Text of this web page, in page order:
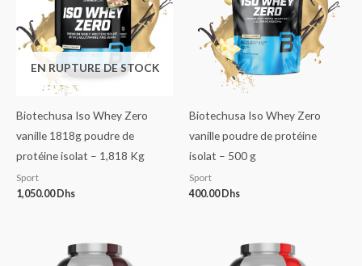
EN RUPTURE DE STOCK
Biotechusa Iso Whey Zero
vanille 1818g poudre de
protéine isolat – 1,818 Kg
Sport
1,050.00 Dhs
Biotechusa Iso Whey Zero
vanille poudre de protéine
isolat – 500 g
Sport
400.00 Dhs